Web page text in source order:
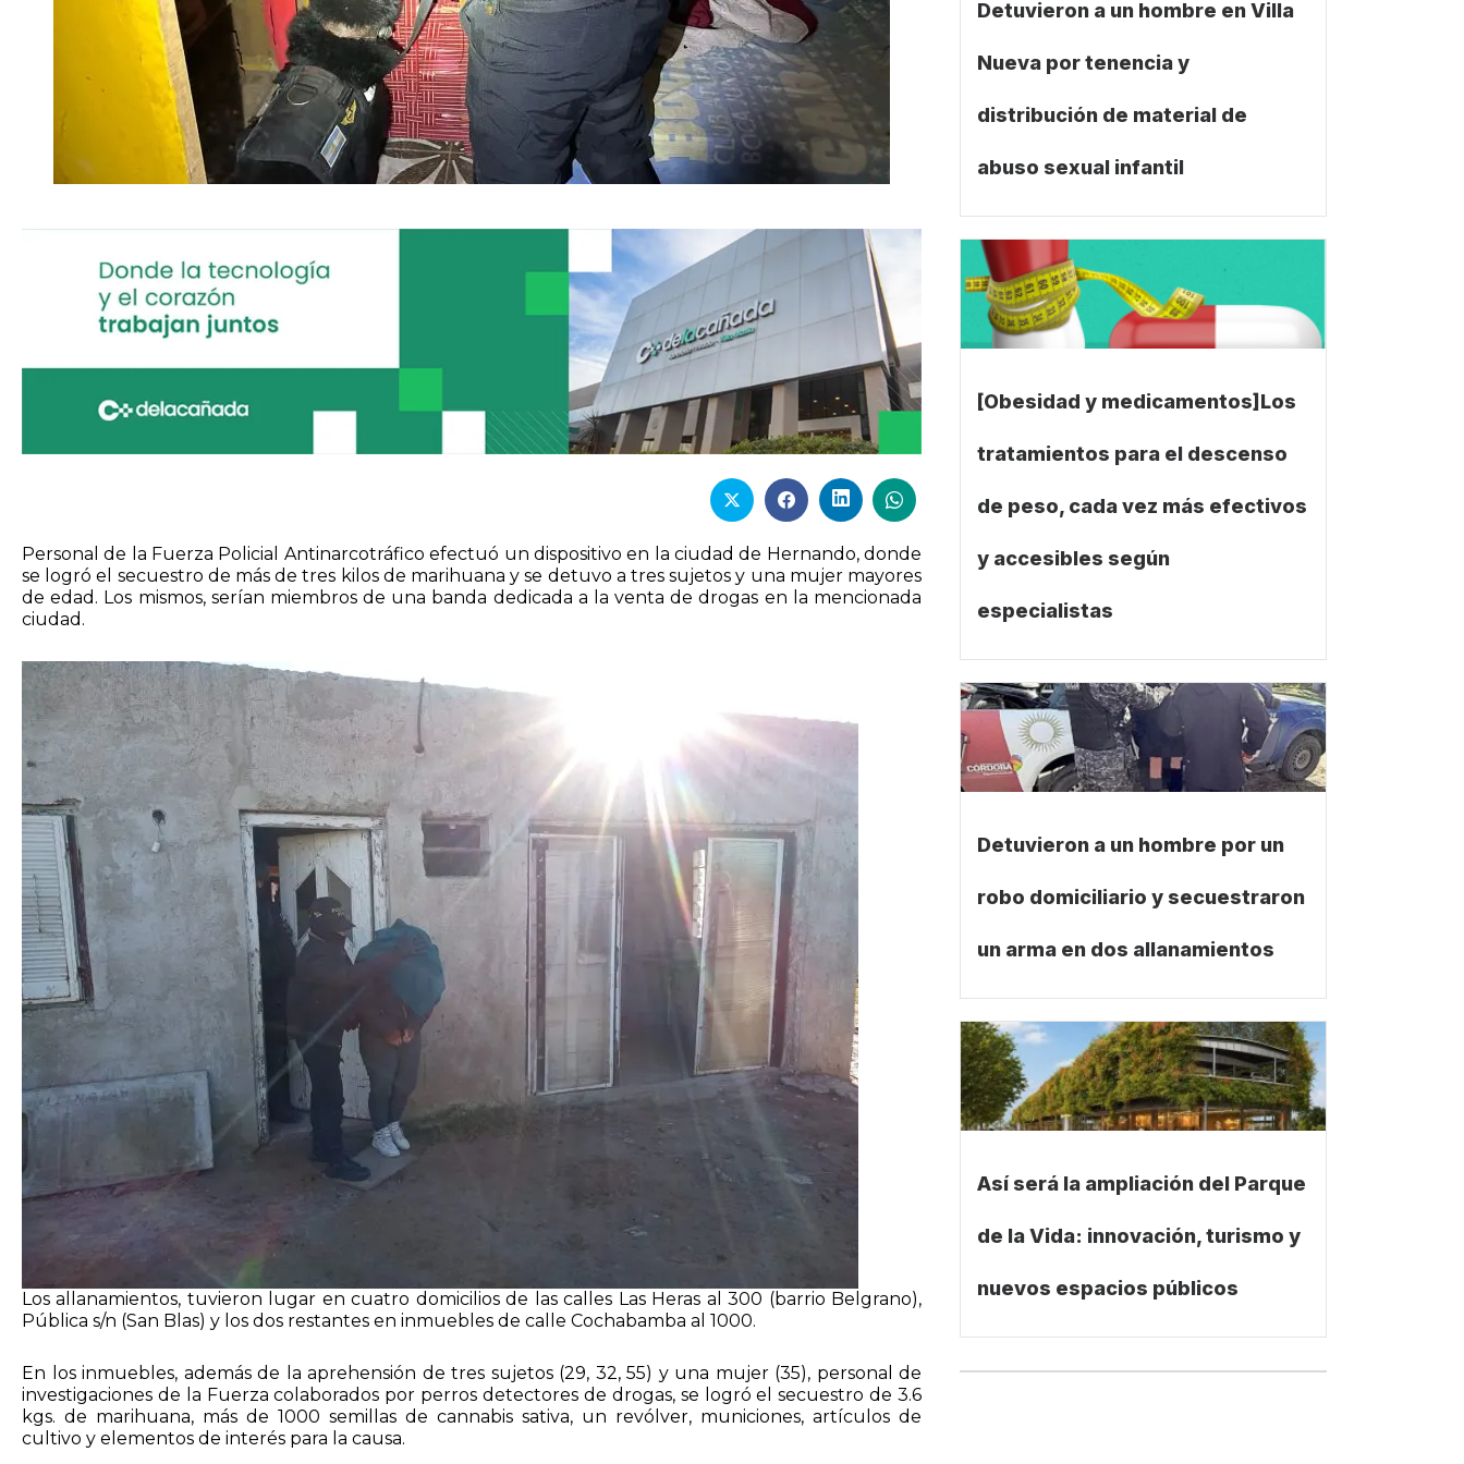
Personal de la Fuerza Policial Antinarcotráfico efectuó un dispositivo en la ciudad de Hernando, donde
se logró el secuestro de más de tres kilos de marihuana y se detuvo a tres sujetos y una mujer mayores
de edad. Los mismos, serían miembros de una banda dedicada a la venta de drogas en la mencionada
ciudad.
Los allanamientos, tuvieron lugar en cuatro domicilios de las calles Las Heras al 300 (barrio Belgrano),
Pública s/n (San Blas) y los dos restantes en inmuebles de calle Cochabamba al 1000.
En los inmuebles, además de la aprehensión de tres sujetos (29, 32, 55) y una mujer (35), personal de
investigaciones de la Fuerza colaborados por perros detectores de drogas, se logró el secuestro de 3.6
kgs. de marihuana, más de 1000 semillas de cannabis sativa, un revólver, municiones, artículos de
cultivo y elementos de interés para la causa.
Detuvieron a un hombre en Villa
Nueva por tenencia y
distribución de material de
abuso sexual infantil
[Obesidad y medicamentos]Los
tratamientos para el descenso
de peso, cada vez más efectivos
y accesibles según
especialistas
Detuvieron a un hombre por un
robo domiciliario y secuestraron
un arma en dos allanamientos
Así será la ampliación del Parque
de la Vida: innovación, turismo y
nuevos espacios públicos